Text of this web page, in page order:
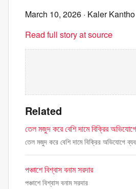
March 10, 2026 · Kaler Kantho
Read full story at source
Related
তেল মজুদ করে বেশি দামে বিক্রির অভিযোগে
তেল মজুদ করে বেশি দামে বিক্রির অভিযোগে
পঞ্চাশে বিশ্বাস বনাম সরদার
পঞ্চাশে বিশ্বাস বনাম সরদার